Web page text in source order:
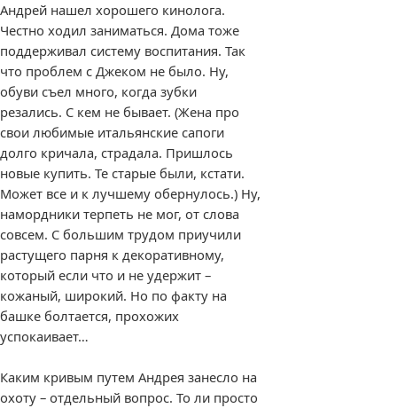
Андрей нашел хорошего кинолога.
Честно ходил заниматься. Дома тоже
поддерживал систему воспитания. Так
что проблем с Джеком не было. Ну,
обуви съел много, когда зубки
резались. С кем не бывает. (Жена про
свои любимые итальянские сапоги
долго кричала, страдала. Пришлось
новые купить. Те старые были, кстати.
Может все и к лучшему обернулось.) Ну,
намордники терпеть не мог, от слова
совсем. С большим трудом приучили
растущего парня к декоративному,
который если что и не удержит –
кожаный, широкий. Но по факту на
башке болтается, прохожих
успокаивает…
Каким кривым путем Андрея занесло на
охоту – отдельный вопрос. То ли просто